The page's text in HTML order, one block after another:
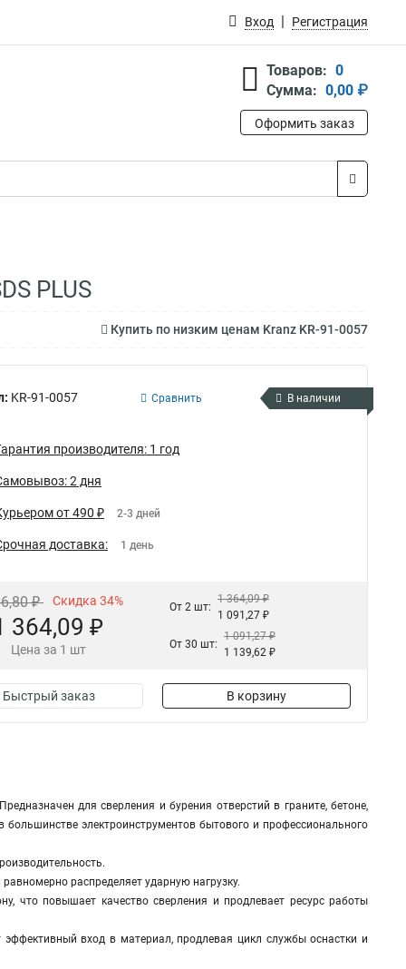
Вход Регистрация
Товаров: 0
Сумма: 0,00 ₽
Оформить заказ
PLUS
Купить по низким ценам Kranz KR-91-0057
KR-91-0057 Сравнить В наличии
производителя: 1 год
2 дня
от 490 ₽ 2-3 дней
доставка: 1 день
₽ Скидка 34%
364,09 ₽
Цена за 1 шт
От 2 шт:
1 364,09 ₽
1 091,27 ₽
От 30 шт:
1 091,27 ₽
1 139,62 ₽
Быстрый заказ В корзину
для сверления и бурения отверстий в граните, бетоне,
электроинструментов бытового и профессионального
распределяет ударную нагрузку.
что повышает качество сверления и продлевает ресурс работы
эффективный вход в материал, продлевая цикл службы оснастки и